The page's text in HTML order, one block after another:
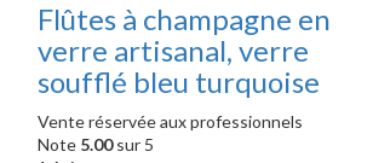
Flûtes à champagne en
verre artisanal, verre
soufflé bleu turquoise
Vente réservée aux professionnels
Note 5.00sur 5